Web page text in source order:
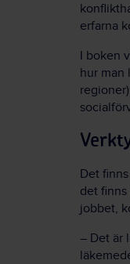
erfarna
I boken
hur man
Det
det finns
jobbet,
– Det är